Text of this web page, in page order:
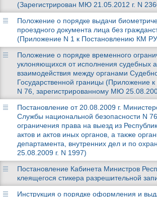
(Зарегистрирован МЮ 21.05.2012 г. N
Положение о порядке выдачи
проездного документа лица без
(Приложение N 1 к Постановлению КМ
Положение о порядке временного
уклоняющихся от исполнения судебных
взаимодействия между органами
Государственной границы
N 76, зарегистрированному МЮ
Постановление от 20.08.2009 г.
Службы национальной безопасности N
ограничения права на выезд из
актов и актов иных органов, а также
департамента, внутренних дел и по
25.08.2009 г. N 1997)
Постановление Кабинета Министров
клеящегося стикера разрешительной
Инструкция о порядке оформления и